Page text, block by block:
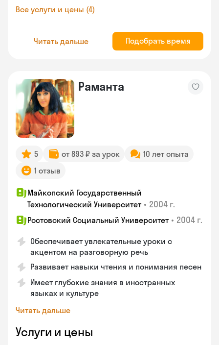
Все услуги и цены (4)
Читать дальше Подобрать время
Раманта
5 от 893 ₽ за урок
10 лет опыта
1 отзыв
Майкопский Государственный
Технологический Университет • 2004 г.
Ростовский Социальный Университет • 2004 г.
Обеспечивает увлекательные уроки с
акцентом на разговорную речь
Развивает навыки чтения и понимания песен
Имеет глубокие знания в иностранных
языках и культуре
Читать дальше
Услуги и цены